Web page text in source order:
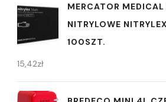
MERCATOR MEDICAL
NITRYLOWE
100SZT.
15,42zł